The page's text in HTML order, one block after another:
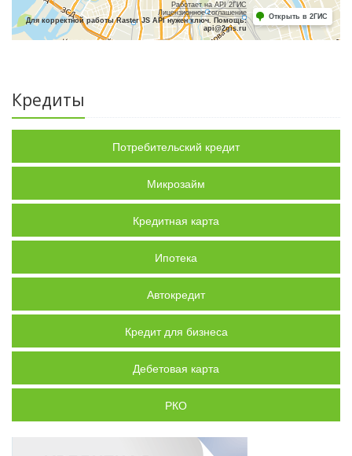
Работает на API 2ГИС
Лицензионное соглашение
Для корректной работы Raster JS API нужен ключ. Помощь:
api@2gis.ru
Открыть в 2ГИС
Кредиты
Потребительский кредит
Микрозайм
Кредитная карта
Ипотека
Автокредит
Кредит для бизнеса
Дебетовая карта
РКО